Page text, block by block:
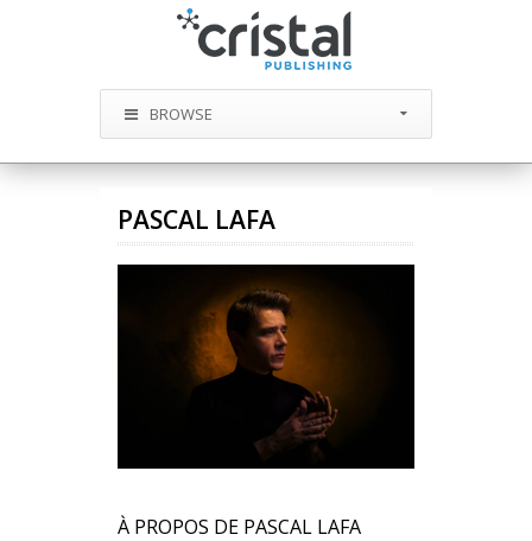
BROWSE
PASCAL LAFA
À PROPOS DE PASCAL LAFA